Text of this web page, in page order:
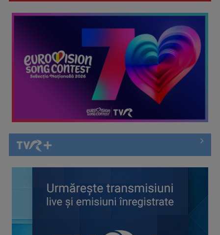
(P) 5 platforme de meditații online din România în 2026
(P) Plajele din broșuri și regulile pentru vizitatori: ce nu îți